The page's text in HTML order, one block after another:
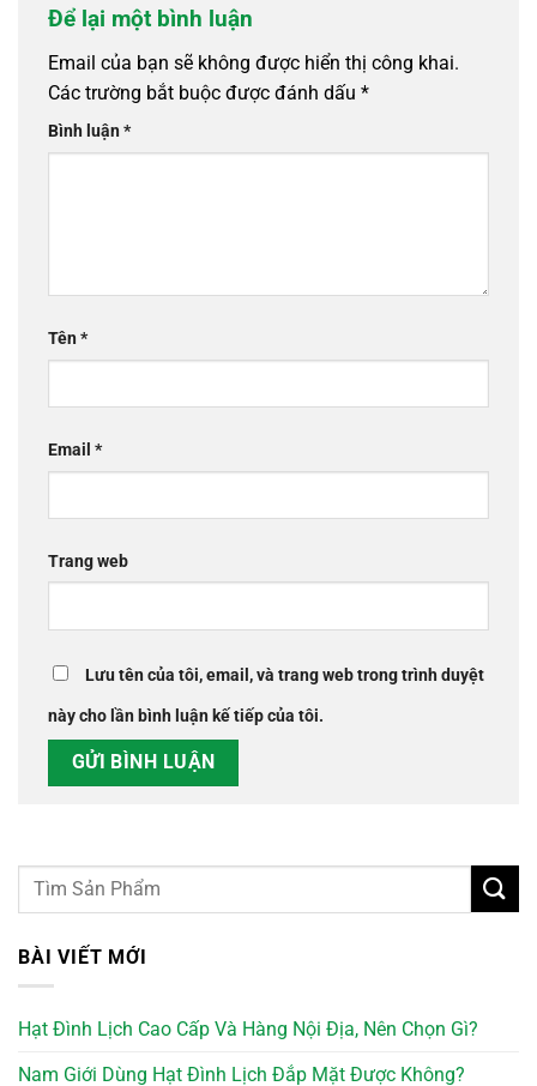
Để lại một bình luận
Email của bạn sẽ không được hiển thị công khai.
Các trường bắt buộc được đánh dấu *
Bình luận*
Tên*
Email *
Trang web
Lưu tên của tôi, email, và trang web trong trình duyệt
này cho lần bình luận kế tiếp của tôi.
BÀI VIẾT MỚI
Hạt Đình Lịch Cao Cấp Và Hàng Nội Địa, Nên Chọn Gì?
Nam Giới Dùng Hạt Đình Lịch Đắp Mặt Được Không?